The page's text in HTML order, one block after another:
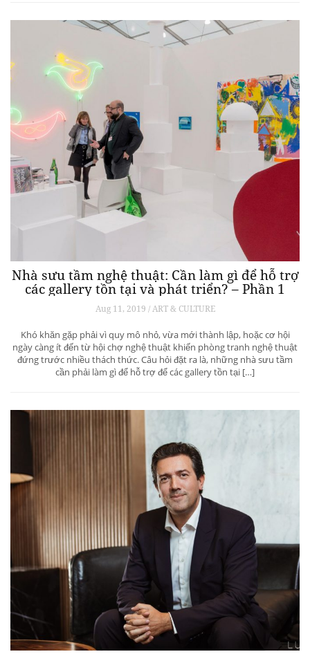
Nhà sưu tầm nghệ thuật: Cần làm gì để hỗ trợ
các gallery tồn tại và phát triển? – Phần 1
Aug 11, 2019 / ART & CULTURE
Khó khăn gặp phải vì quy mô nhỏ, vừa mới thành lập, hoặc cơ hội
ngày càng ít đến từ hội chợ nghệ thuật khiến phòng tranh nghệ thuật
đứng trước nhiều thách thức. Câu hỏi đặt ra là, những nhà sưu tầm
cần phải làm gì để hỗ trợ để các gallery tồn tại […]